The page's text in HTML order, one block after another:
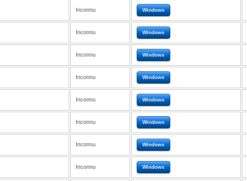
Inconnu Windows
Inconnu Windows
Inconnu Windows
Inconnu Windows
Inconnu Windows
Inconnu Windows
Inconnu Windows
Inconnu Windows